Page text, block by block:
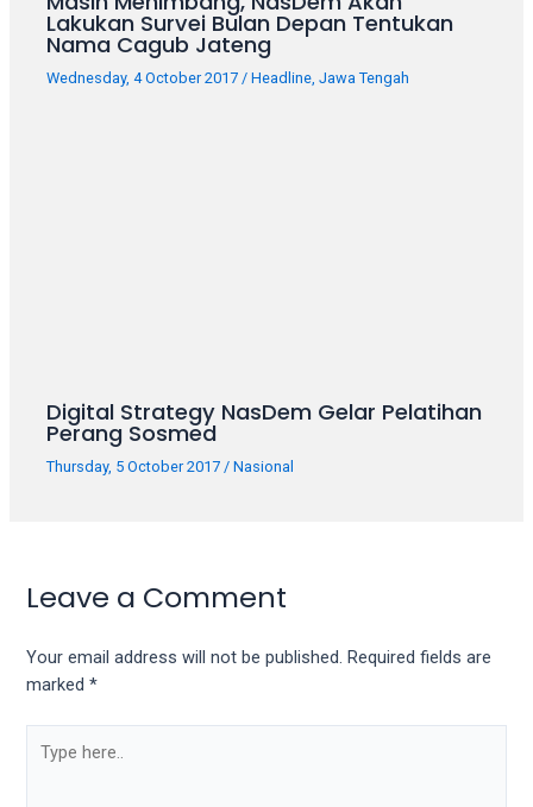
Lakukan Survei Bulan Depan Tentukan
Nama Cagub Jateng
Wednesday, 4 October 2017 /Headline ,Jawa Tengah
Digital Strategy NasDem Gelar Pelatihan
Perang Sosmed
Thursday, 5 October 2017/Nasional
Leave a Comment
Your email address will not be published. Required fields are
marked*
here..